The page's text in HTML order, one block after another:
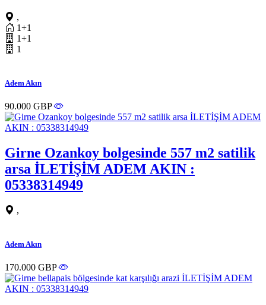
,
1+1
1+1
1
Adem Akın
90.000 GBP
Girne Ozankoy bolgesinde 557 m2 satilik
arsa İLETİŞİM ADEM AKIN :
05338314949
,
Adem Akın
170.000 GBP